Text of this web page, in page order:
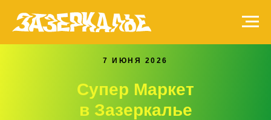
7 ИЮНЯ 2026
Супер Маркет
в Зазеркалье